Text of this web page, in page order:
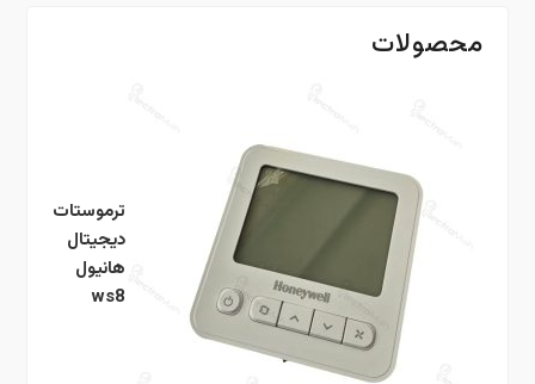
محصولات
ترموستات
دیجیتال
هانیول
ws8